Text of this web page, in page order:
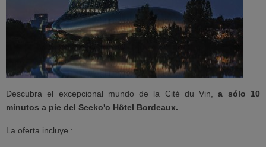
Descubra el excepcional mundo de la Cité du Vin,a sólo 10
minutos a pie del Seeko'o Hôtel Bordeaux.
La oferta incluye :